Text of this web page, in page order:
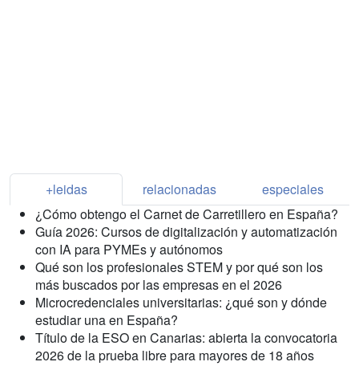
+leidas relacionadas
especiales
¿Cómo obtengo el Carnet de Carretillero en España?
Guía 2026: Cursos de digitalización y automatización
con IA para PYMEs y autónomos
Qué son los profesionales STEM y por qué son los
más buscados por las empresas en el 2026
Microcredenciales universitarias: ¿qué son y dónde
estudiar una en España?
Título de la ESO en Canarias: abierta la convocatoria
2026 de la prueba libre para mayores de 18 años